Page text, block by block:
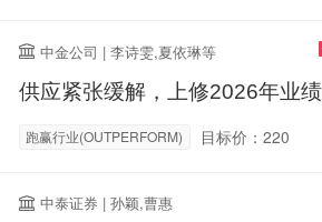
中金公司 | 李诗雯,夏依琳等
供应紧张缓解，上修2026年业绩
跑赢行业(OUTPERFORM) 目标价：220
中泰证券 | 孙颖,曹惠